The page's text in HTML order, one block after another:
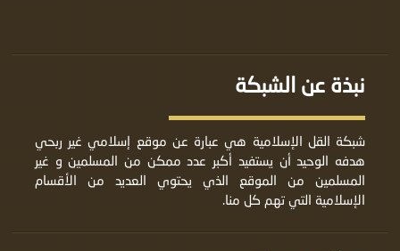
نبذة عن الشبكة
شبكة القل الإسلامية هي عبارة عن موقع إسلامي غير ربحي
هدفه الوحيد أن يستفيد أكبر عدد ممكن من المسلمين و غير
المسلمين من الموقع الذي يحتوي العديد من الأقسام
الإسلامية التي تهم كل منا.